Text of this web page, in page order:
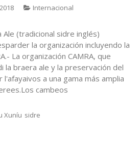
Internacional
Ale (tradicional sidre inglés)
la organización incluyendo la
La organización CAMRA, que
la braera ale y la preservación del
a una gama más amplia
cambeos
Xuníu sidre